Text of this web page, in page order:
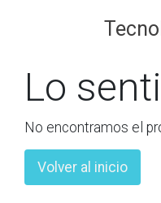
Lo
No encontramos el
Volver al inicio